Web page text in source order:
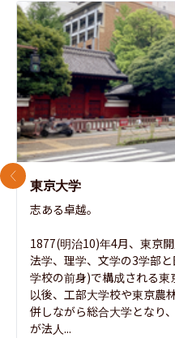
東京大学
志ある卓越。
1877(明治10)年4月、東京
法学、理学、文学の3学部
学校の前身)で構成される東
以後、工部大学校や東京農
併しながら総合大学となり
が法人...
前のスライド